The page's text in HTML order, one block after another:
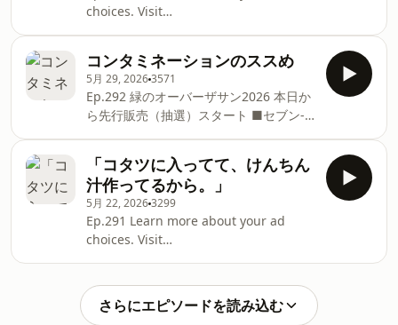
choices. Visit
コンタミネーションのススめ
5月 29, 20263571
Ep.292 緑のオーバーザサン2026 本日か
ら先行販売（抽選）スタート ■セブン-
17:00 ～ 6/7（日）23:59 セブン-イ
レブンWEB抽選2次先行 6/12（金）
17:00 ～ 6/21（日）23:59 ■一般販
売 7/18（土）12:00 ～ 8/26（水）
23:59 横浜BUNTAIでお会いしましょう
～ Learn more about your ad choices.
Visit podcastchoices.com/adchoices
「コタツに入ってて、けんちん
汁作ってるから。」
5月 22, 20263299
Ep.291 Learn more about your ad
choices. Visit
さらにエピソードを読み込む